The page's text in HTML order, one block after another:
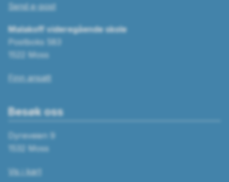
Send e-post
Malakoff videregående skole
Postboks 583
1522 Moss
Finn ansatt
Besøk oss
Dyreveien 9
1532 Moss
Vis i kart